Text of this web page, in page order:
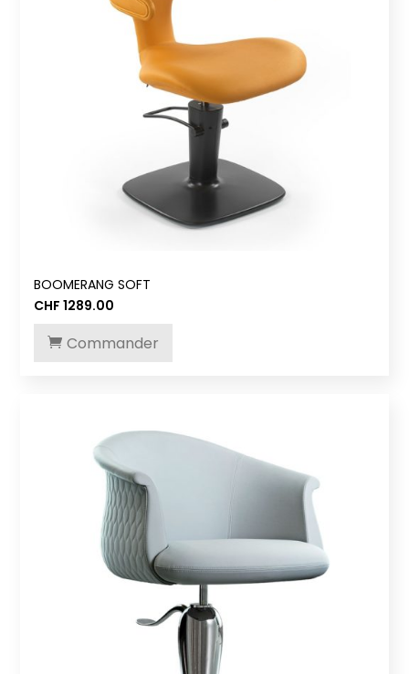
BOOMERANG SOFT
CHF 1289.00
Commander